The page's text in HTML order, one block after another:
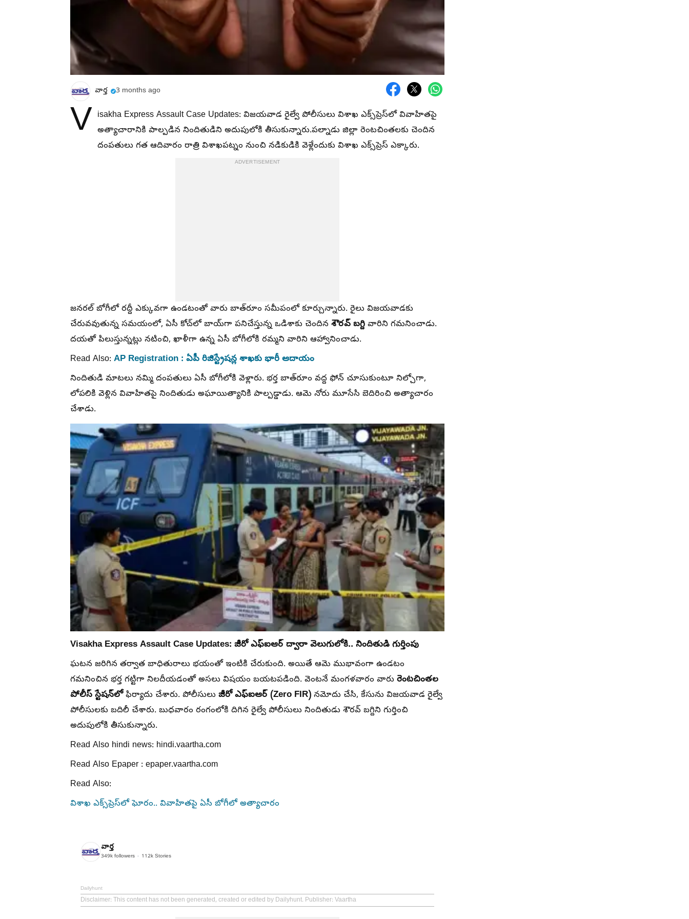
వార్త 3 months ago
V isakha Express Assault Case Updates: విజయవాడ రైల్వే పోలీసులు విశాఖ ఎక్స్‌ప్రెస్‌లో వివాహితపై
అత్యాచారానికి పాల్పడిన నిందితుడిని అదుపులోకి తీసుకున్నారు.పల్నాడు జిల్లా రెంటచింతలకు చెందిన
దంపతులు గత ఆదివారం రాత్రి విశాఖపట్నం నుంచి నడికుడికి వెళ్లేందుకు విశాఖ ఎక్స్‌ప్రెస్‌ ఎక్కారు.
ADVERTISEMENT
జనరల్ బోగీలో రద్దీ ఎక్కువగా ఉండటంతో వారు బాత్‌రూం సమీపంలో కూర్చున్నారు. రైలు విజయవాడకు
చేరువవుతున్న సమయంలో, ఏసీ కోచ్‌లో బాయ్‌గా పనిచేస్తున్న ఒడిశాకు చెందిన శౌరవ్‌ బగ్ది వారిని గమనించాడు.
దయతో పిలుస్తున్నట్లు నటించి, ఖాళీగా ఉన్న ఏసీ బోగీలోకి రమ్మని వారిని ఆహ్వానించాడు.
Read Also: AP Registration : ఏపీ రిజిస్ట్రేషన్ల శాఖకు భారీ ఆదాయం
నిందితుడి మాటలు నమ్మి దంపతులు ఏసీ బోగీలోకి వెళ్లారు. భర్త బాత్‌రూం వద్ద ఫోన్ చూసుకుంటూ నిల్చోగా,
లోపలికి వెళ్లిన వివాహితపై నిందితుడు అఘాయిత్యానికి పాల్పడ్డాడు. ఆమె నోరు మూసేసి బెదిరించి అత్యాచారం
చేశాడు.
Visakha Express Assault Case Updates: జీరో ఎఫ్ఐఆర్ ద్వారా వెలుగులోకి.. నిందితుడి గుర్తింపు
ఘటన జరిగిన తర్వాత బాధితురాలు భయంతో ఇంటికి చేరుకుంది. అయితే ఆమె ముభావంగా ఉండటం
గమనించిన భర్త గట్టిగా నిలదీయడంతో అసలు విషయం బయటపడింది. వెంటనే మంగళవారం వారు రెంటచింతల
పోలీస్ స్టేషన్‌లోఫిర్యాదు చేశారు. పోలీసులు జీరో ఎఫ్ఐఆర్ (Zero FIR) నమోదు చేసి, కేసును విజయవాడ రైల్వే
పోలీసులకు బదిలీ చేశారు. బుధవారం రంగంలోకి దిగిన రైల్వే పోలీసులు నిందితుడు శౌరవ్‌ బగ్దిని గుర్తించి
అదుపులోకి తీసుకున్నారు.
Read Also hindi news: hindi.vaartha.com
Read Also Epaper : epaper.vaartha.com
Read Also:
విశాఖ ఎక్స్‌ప్రెస్‌లో ఘోరం.. వివాహితపై ఏసీ బోగీలో అత్యాచారం
వార్త
349k followers 112k Stories
Dailyhunt
Disclaimer: This content has not been generated, created or edited by Dailyhunt. Publisher: Vaartha